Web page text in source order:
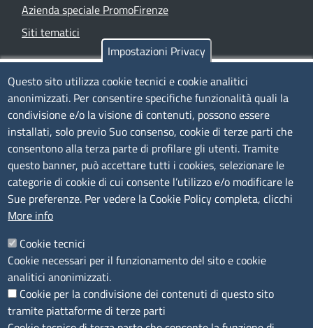
Azienda speciale PromoFirenze
Siti tematici
TRASPARENZA
Albo Online
Amministrazione trasparente
Bandi e concorsi
Segnalazioni Whistleblowing
Accessibilità
IBAN e pagamenti informatici
Informative privacy e cookie
Verifiche PA
Attuazione misure PNRR
Modulistica
Impostazioni Privacy
Questo sito utilizza cookie tecnici e cookie analitici
anonimizzati. Per consentire specifiche funzionalità quali la
condivisione e/o la visione di contenuti, possono essere
installati, solo previo Suo consenso, cookie di terze parti che
consentono alla terza parte di profilare gli utenti. Tramite
questo banner, può accettare tutti i cookies, selezionare le
categorie di cookie di cui consente l’utilizzo e/o modificare le
Sue preferenze. Per vedere la Cookie Policy completa, clicchi
More info
Cookie tecnici
Cookie necessari per il funzionamento del sito e cookie
analitici anonimizzati.
Cookie per la condivisione dei contenuti di questo sito
tramite piattaforme di terze parti